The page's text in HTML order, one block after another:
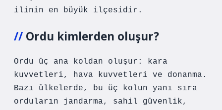
ilinin en büyük ilçesidir.
Ordu kimlerden oluşur?
Ordu üç ana koldan oluşur: kara
kuvvetleri, hava kuvvetleri ve donanma.
Bazı ülkelerde, bu üç kolun yanı sıra
orduların jandarma, sahil güvenlik,